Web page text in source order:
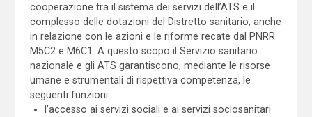
cooperazione tra il sistema dei servizi dell’ATS e il
complesso delle dotazioni del Distretto sanitario, anche
in relazione con le azioni e le riforme recate dal PNRR
M5C2 e M6C1. A questo scopo il Servizio sanitario
nazionale e gli ATS garantiscono, mediante le risorse
umane e strumentali di rispettiva competenza, le
seguenti funzioni:
l’accesso ai servizi sociali e ai servizi sociosanitari